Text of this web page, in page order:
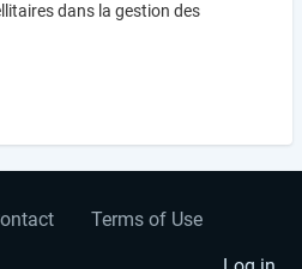
dans la gestion des
Terms of Use